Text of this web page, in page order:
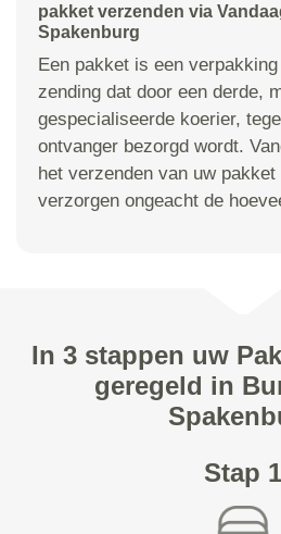
pakket verzenden via
Spakenburg
Een pakket is een
zending dat door een derde,
gespecialiseerde koerier,
ontvanger bezorgd wordt.
het verzenden van uw pakket
verzorgen ongeacht de
In 3 stappen uw
geregeld in
Stap 1